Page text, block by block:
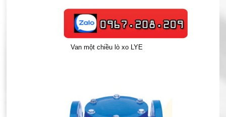
Van một chiều lò xo LYE